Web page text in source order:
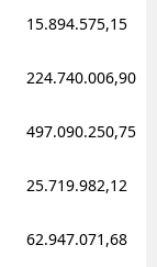
15.894.575,15
224.740.006,90
497.090.250,75
25.719.982,12
62.947.071,68